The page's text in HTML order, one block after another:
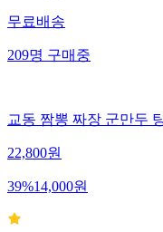
무료배송
209명구매중
교동 짬뽕 짜장 군만두
22,800원
39%14,000원